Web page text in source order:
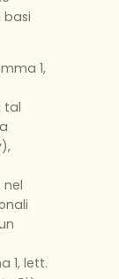
basi
1,
tal
nel
1, lett.